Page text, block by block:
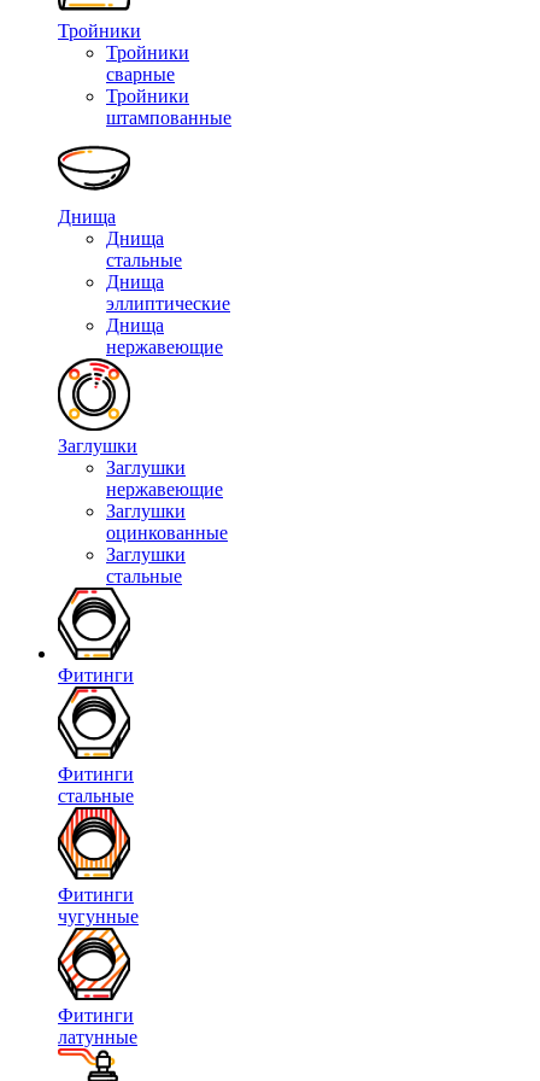
Тройники
Тройники
сварные
Тройники
штампованные
Днища
Днища
стальные
Днища
эллиптические
Днища
нержавеющие
Заглушки
Заглушки
нержавеющие
Заглушки
оцинкованные
Заглушки
стальные
Фитинги
Фитинги
стальные
Фитинги
чугунные
Фитинги
латунные